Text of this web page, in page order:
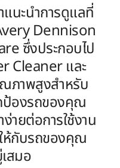
ล์มกันรอยรถของคุณ
นะนำการดูแลที่
Dennison
ซึ่งประกอบไป
Cleaner และ
าพสูงสำหรับ
ป้องรถของคุณ
ยต่อการใช้งาน
ห้กับรถของคุณ
สมอ